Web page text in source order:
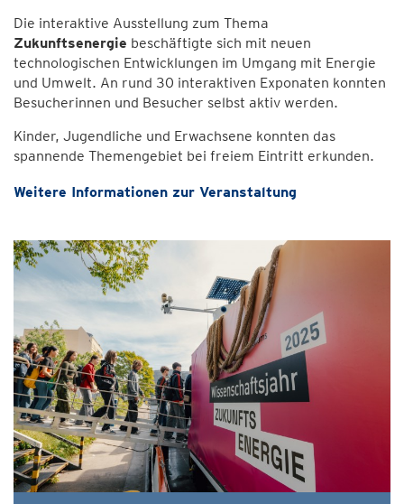
Die interaktive Ausstellung zum Thema
Zukunftsenergie beschäftigte sich mit neuen
technologischen Entwicklungen im Umgang mit Energie
und Umwelt. An rund 30 interaktiven Exponaten konnten
Besucherinnen und Besucher selbst aktiv werden.
Kinder, Jugendliche und Erwachsene konnten das
spannende Themengebiet bei freiem Eintritt erkunden.
Weitere Informationen zur Veranstaltung